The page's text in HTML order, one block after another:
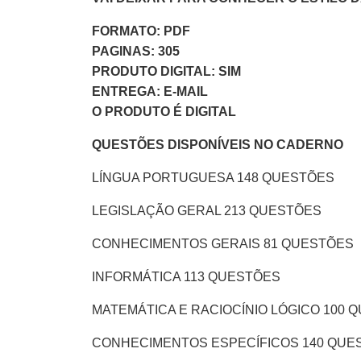
FORMATO: PDF
PAGINAS: 305
PRODUTO DIGITAL: SIM
ENTREGA: E-MAIL
O PRODUTO É DIGITAL
QUESTÕES DISPONÍVEIS NO CADERNO
LÍNGUA PORTUGUESA 148 QUESTÕES
LEGISLAÇÃO GERAL 213 QUESTÕES
CONHECIMENTOS GERAIS 81 QUESTÕES
INFORMÁTICA 113 QUESTÕES
MATEMÁTICA E RACIOCÍNIO LÓGICO 100
CONHECIMENTOS ESPECÍFICOS 140